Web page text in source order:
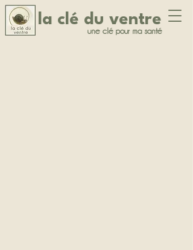
la clé du ventre
une clé pour ma santé